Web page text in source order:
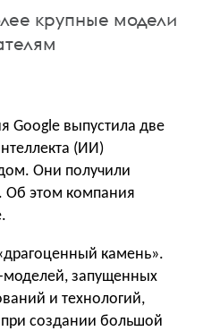
крупные модели
Google выпустила две
(ИИ)
Они получили
Об этом компания
камень».
запущенных
и технологий,
создании большой